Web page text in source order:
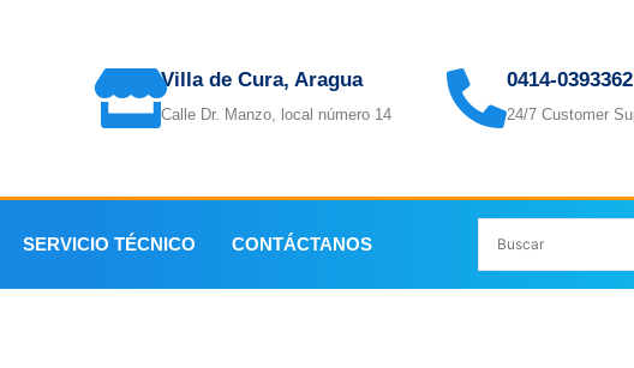
Villa de Cura, Aragua
Calle Dr. Manzo, local número 14
0414-0393362
24/7 Customer
SERVICIO TÉCNICO CONTÁCTANOS